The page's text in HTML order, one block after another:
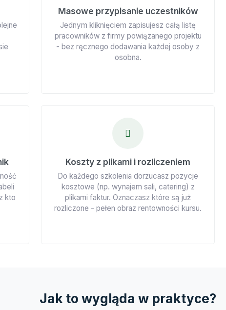
Masowe przypisanie uczestników
Jednym kliknięciem zapisujesz całą listę
pracowników z firmy powiązanego projektu
- bez ręcznego dodawania każdej osoby z
osobna.
kto
Koszty z plikami i rozliczeniem
Do każdego szkolenia dorzucasz pozycje
kosztowe (np. wynajem sali, catering) z
plikami faktur. Oznaczasz które są już
rozliczone - pełen obraz rentowności kursu.
Jak to wygląda w praktyce?